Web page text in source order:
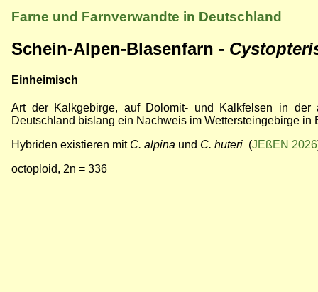
Farne und Farnverwandte in Deutschland
Schein-Alpen-Blasenfarn -
Einheimisch
Art der Kalkgebirge, auf Dolomit- und Kalkfelsen in der
Deutschland bislang ein Nachweis im Wettersteingebirge in
Hybriden existieren mit C. alpina und C. huteri (JEßEN 2026
octoploid, 2n = 336